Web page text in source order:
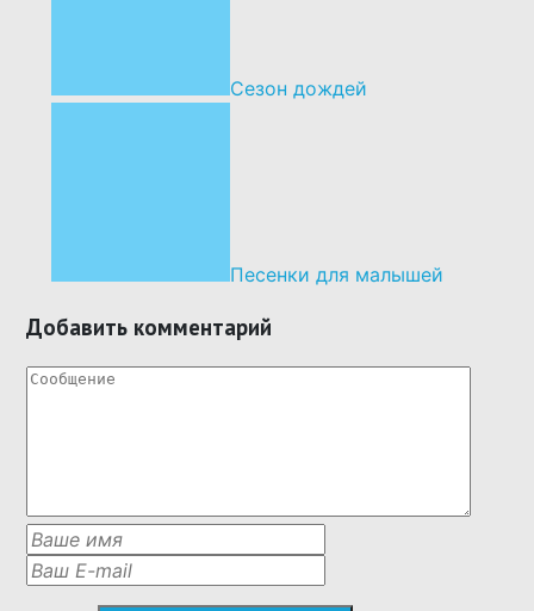
Сезон дождей
Песенки для малышей
Добавить комментарий